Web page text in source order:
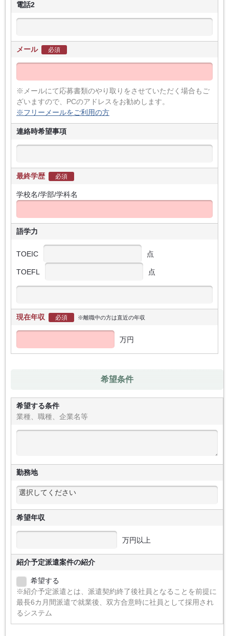
電話2
メール 必須
※メールにて応募書類のやり取りをさせていただく場合もご
ざいますので、PCのアドレスをお勧めします。
※フリーメールをご利用の方
連絡時希望事項
最終学歴 必須
学校名/学部/学科名
語学力
TOEIC 点
TOEFL 点
現在年収 必須 ※離職中の方は直近の年収
万円
希望条件
希望する条件
業種、職種、企業名等
勤務地
希望年収
万円以上
紹介予定派遣案件の紹介
希望する
※紹介予定派遣とは、派遣契約終了後社員となることを前提に
最長6カ月間派遣で就業後、双方合意時に社員として採用され
るシステム